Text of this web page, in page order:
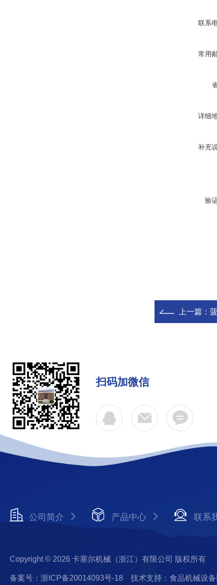
联系
常用
详细
补充
验
上一篇：
扫码加微信
公司简介 产品中心 联系
Copyright © 2026 卡塞尔机械（浙江）有限公司 版权所有
备案号：浙ICP备20014093号-18 技术支持：食品机械设